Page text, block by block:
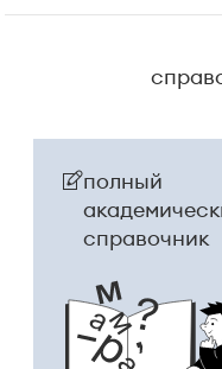
полный
справочник